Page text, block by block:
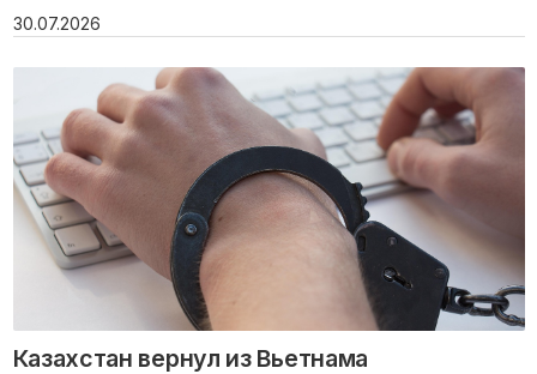
30.07.2026
Казахстан вернул из Вьетнама